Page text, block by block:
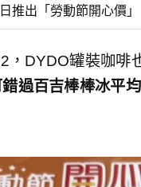
推出「勞動節開心價
，DYDO罐裝咖
過百吉棒棒冰平